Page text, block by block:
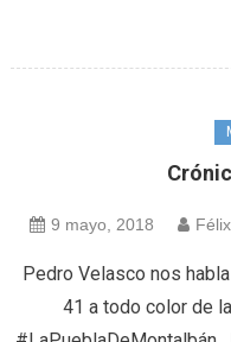
9 mayo, 2018 Félix
Pedro Velasco nos
41 a todo color de